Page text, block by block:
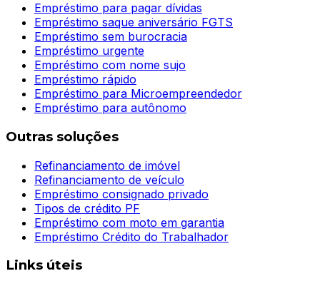
Empréstimo para pagar dívidas
Empréstimo saque aniversário FGTS
Empréstimo sem burocracia
Empréstimo urgente
Empréstimo com nome sujo
Empréstimo rápido
Empréstimo para Microempreendedor
Empréstimo para autônomo
Outras soluções
Refinanciamento de imóvel
Refinanciamento de veículo
Empréstimo consignado privado
Tipos de crédito PF
Empréstimo com moto em garantia
Empréstimo Crédito do Trabalhador
Links úteis